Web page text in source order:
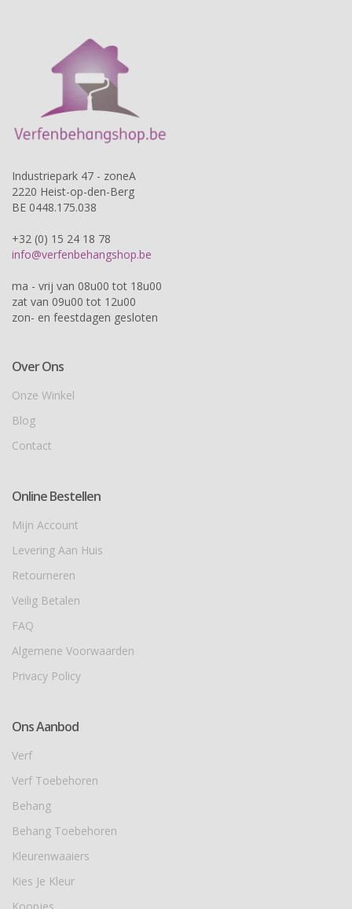
Industriepark 47 - zoneA
2220 Heist-op-den-Berg
BE 0448.175.038
+32 (0) 15 24 18 78
info@verfenbehangshop.be
ma - vrij van 08u00 tot 18u00
zat van 09u00 tot 12u00
zon- en feestdagen gesloten
Over Ons
Onze Winkel
Blog
Contact
Online Bestellen
Mijn Account
Levering Aan Huis
Retourneren
Veilig Betalen
FAQ
Algemene Voorwaarden
Privacy Policy
Ons Aanbod
Verf
Verf Toebehoren
Behang
Behang Toebehoren
Kleurenwaaiers
Kies Je Kleur